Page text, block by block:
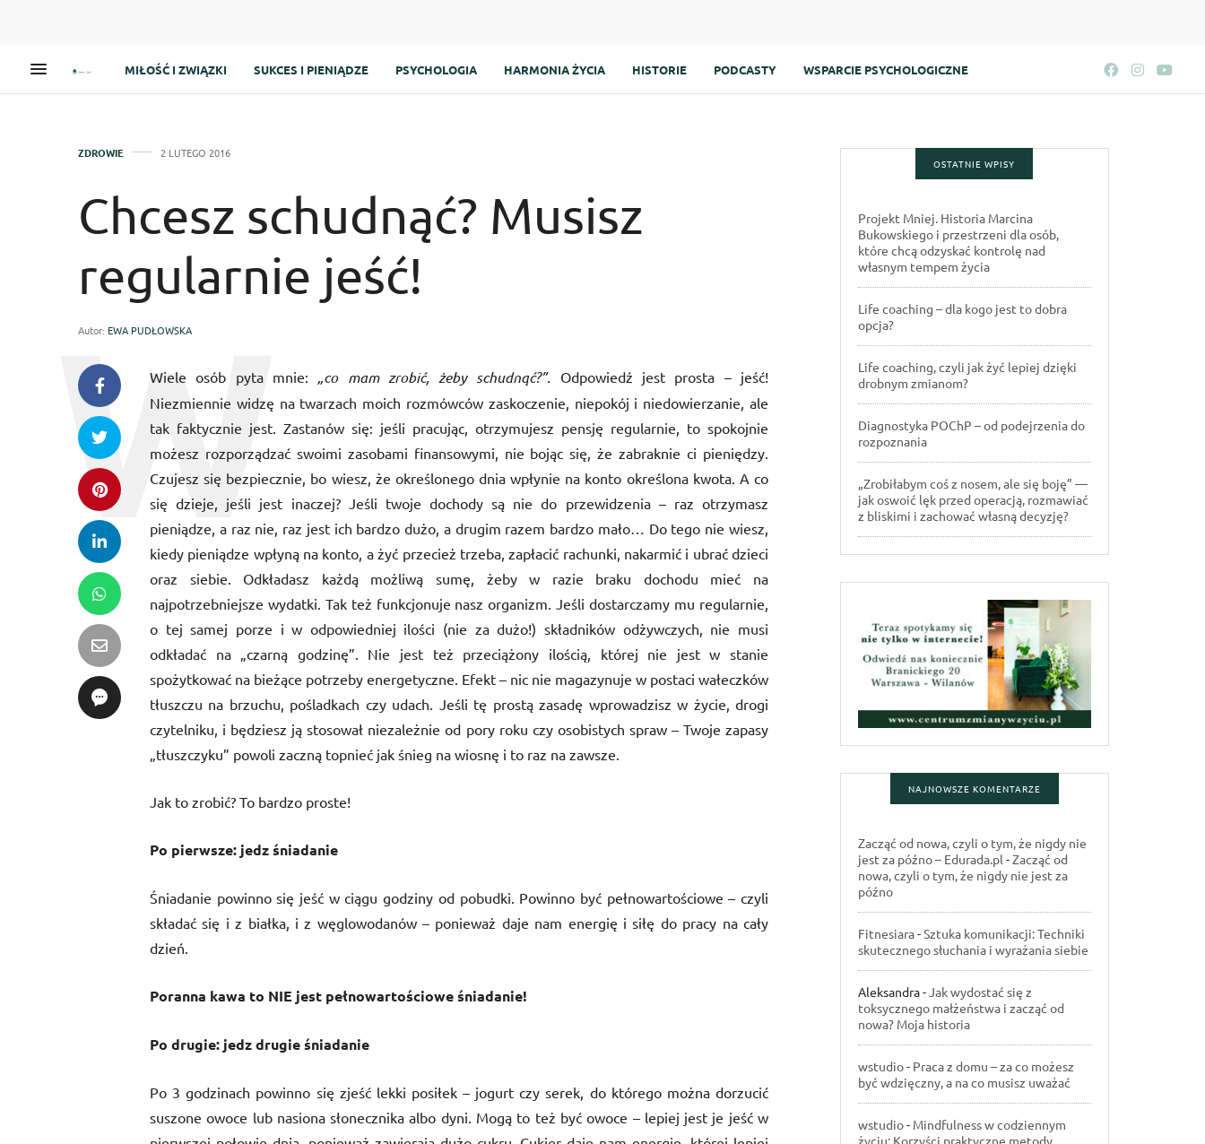
MIŁOŚĆ I ZWIĄZKI SUKCES I PIENIĄDZE PSYCHOLOGIA HARMONIA ŻYCIA HISTORIE PODCASTY WSPARCIE PSYCHOLOGICZNE
ZDROWIE 2 LUTEGO 2016
Chcesz schudnąć? Musisz
regularnie jeść!
Autor: EWA PUDŁOWSKA
Wiele osób pyta mnie: „co mam zrobić, żeby schudnąć?”. Odpowiedź jest prosta – jeść!
Niezmiennie widzę na twarzach moich rozmówców zaskoczenie, niepokój i niedowierzanie, ale
tak faktycznie jest. Zastanów się: jeśli pracując, otrzymujesz pensję regularnie, to spokojnie
możesz rozporządzać swoimi zasobami finansowymi, nie bojąc się, że zabraknie ci pieniędzy.
Czujesz się bezpiecznie, bo wiesz, że określonego dnia wpłynie na konto określona kwota. A co
się dzieje, jeśli jest inaczej? Jeśli twoje dochody są nie do przewidzenia – raz otrzymasz
pieniądze, a raz nie, raz jest ich bardzo dużo, a drugim razem bardzo mało… Do tego nie wiesz,
kiedy pieniądze wpłyną na konto, a żyć przecież trzeba, zapłacić rachunki, nakarmić i ubrać dzieci
oraz siebie. Odkładasz każdą możliwą sumę, żeby w razie braku dochodu mieć na
najpotrzebniejsze wydatki. Tak też funkcjonuje nasz organizm. Jeśli dostarczamy mu regularnie,
o tej samej porze i w odpowiedniej ilości (nie za dużo!) składników odżywczych, nie musi
odkładać na „czarną godzinę”. Nie jest też przeciążony ilością, której nie jest w stanie
spożytkować na bieżące potrzeby energetyczne. Efekt – nic nie magazynuje w postaci wałeczków
tłuszczu na brzuchu, pośladkach czy udach. Jeśli tę prostą zasadę wprowadzisz w życie, drogi
czytelniku, i będziesz ją stosował niezależnie od pory roku czy osobistych spraw – Twoje zapasy
„tłuszczyku” powoli zaczną topnieć jak śnieg na wiosnę i to raz na zawsze.
Jak to zrobić? To bardzo proste!
Po pierwsze: jedz śniadanie
Śniadanie powinno się jeść w ciągu godziny od pobudki. Powinno być pełnowartościowe – czyli
składać się i z białka, i z węglowodanów – ponieważ daje nam energię i siłę do pracy na cały
dzień.
Poranna kawa to NIE jest pełnowartościowe śniadanie!
Po drugie: jedz drugie śniadanie
Po 3 godzinach powinno się zjeść lekki posiłek – jogurt czy serek, do którego można dorzucić
suszone owoce lub nasiona słonecznika albo dyni. Mogą to też być owoce – lepiej jest je jeść w
OSTATNIE WPISY
Projekt Mniej. Historia Marcina
Bukowskiego i przestrzeni dla osób,
które chcą odzyskać kontrolę nad
własnym tempem życia
Life coaching – dla kogo jest to dobra
opcja?
Life coaching, czyli jak żyć lepiej dzięki
drobnym zmianom?
Diagnostyka POChP – od podejrzenia do
rozpoznania
„Zrobiłabym coś z nosem, ale się boję” —
jak oswoić lęk przed operacją, rozmawiać
z bliskimi i zachować własną decyzję?
NAJNOWSZE KOMENTARZE
Zacząć od nowa, czyli o tym, że nigdy nie
jest za późno – Edurada.pl -Zacząć od
nowa, czyli o tym, że nigdy nie jest za
późno
Fitnesiara-Sztuka komunikacji: Techniki
skutecznego słuchania i wyrażania siebie
Aleksandra-Jak wydostać się z
toksycznego małżeństwa i zacząć od
nowa? Moja historia
wstudio- Praca z domu – za co możesz
być wdzięczny, a na co musisz uważać
wstudio- Mindfulness w codziennym
życiu: Korzyści praktyczne metody